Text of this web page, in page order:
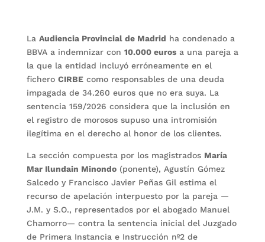
La Audiencia Provincial de Madrid ha condenado a
BBVA a indemnizar con 10.000 eurosa una pareja a
la que la entidad incluyó erróneamente en el
fichero CIRBEcomo responsables de una deuda
impagada de 34.260 euros que no era suya. La
sentencia 159/2026 considera que la inclusión en
el registro de morosos supuso una intromisión
ilegítima en el derecho al honor de los clientes.
La sección compuesta por los magistrados María
Mar Ilundain Minondo(ponente), Agustín Gómez
Salcedo y Francisco Javier Peñas Gil estima el
recurso de apelación interpuesto por la pareja —
J.M. y S.O., representados por el abogado Manuel
Chamorro— contra la sentencia inicial del Juzgado
de Primera Instancia e Instrucción nº2 de